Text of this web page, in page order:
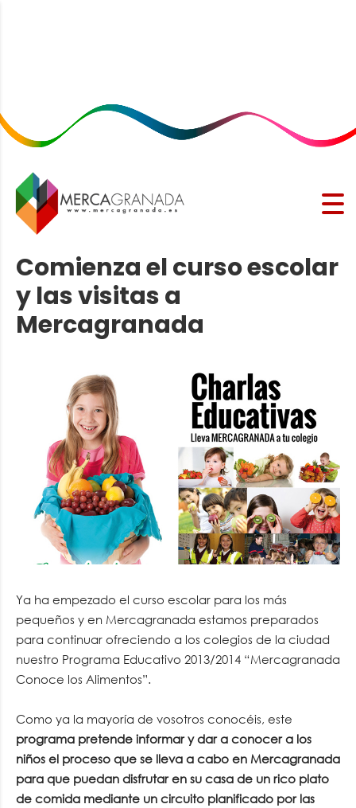
Comienza el curso escolar
y las visitas a
Mercagranada
Ya ha empezado el curso escolar para los más
pequeños y en Mercagranada estamos preparados
para continuar ofreciendo a los colegios de la ciudad
nuestro Programa Educativo 2013/2014 “Mercagranada
Conoce los Alimentos”.
Como ya la mayoría de vosotros conocéis, este
programa pretende informar y dar a conocer a los
niños el proceso que se lleva a cabo en Mercagranada
para que puedan disfrutar en su casa de un rico plato
de comida mediante un circuito planificado por las